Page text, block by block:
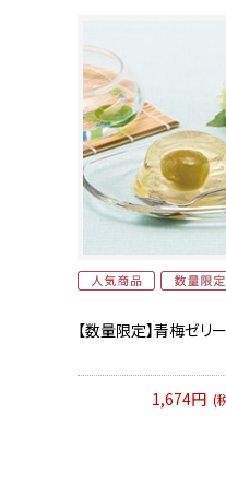
【数量限定】青梅ゼ
1,674円 (